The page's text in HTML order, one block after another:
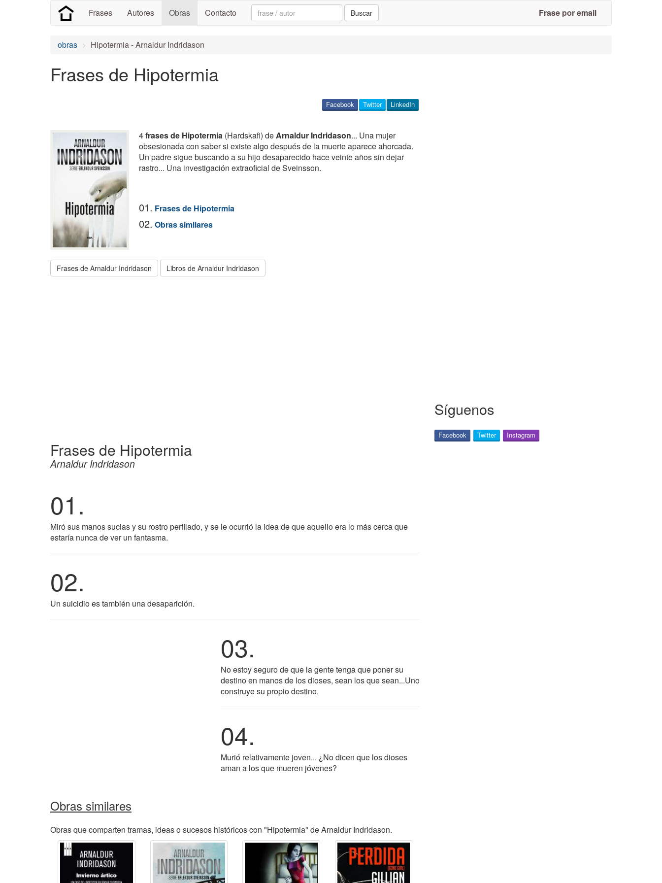
Frases Autores Obras Contacto Search: Buscar Frase por email
obras Hipotermia - Arnaldur Indridason
Frases de Hipotermia
LinkedIn
Twitter
Facebook
4frases de Hipotermia (Hardskafi) deArnaldur Indridason... Una mujer
obsesionada con saber si existe algo después de la muerte aparece ahorcada.
Un padre sigue buscando a su hijo desaparecido hace veinte años sin dejar
rastro... Una investigación extraoficial de Sveinsson.
01. Frases de Hipotermia
02. Obras similares
Frases de Arnaldur Indridason Libros de Arnaldur Indridason
Frases de Hipotermia
Arnaldur Indridason
01.
Miró sus manos sucias y su rostro perfilado, y se le ocurrió la idea de que aquello era lo más cerca que
estaría nunca de ver un fantasma.
02.
Un suicidio es también una desaparición.
03.
No estoy seguro de que la gente tenga que poner su
destino en manos de los dioses, sean los que sean...Uno
construye su propio destino.
04.
Murió relativamente joven... ¿No dicen que los dioses
aman a los que mueren jóvenes?
Obras similares
Obras que comparten tramas, ideas o sucesos históricos con "Hipotermia" de Arnaldur Indridason.
Síguenos
Facebook Twitter Instagram